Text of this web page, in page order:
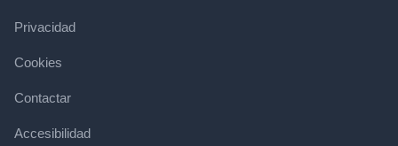
Privacidad
Cookies
Contactar
Accesibilidad